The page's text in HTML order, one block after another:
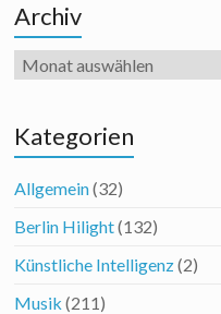
Archiv
Archiv
Kategorien
Allgemein(32)
Berlin Hilight(132)
Künstliche Intelligenz(2)
Musik (211)